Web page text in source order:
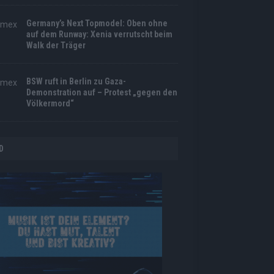
Germany’s Next Topmodel: Oben ohne
auf dem Runway: Xenia verrutscht beim
Walk der Träger
BSW ruft in Berlin zu Gaza-
Demonstration auf – Protest „gegen den
Völkermord“